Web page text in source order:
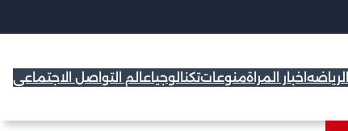
الرياضه اخبار المراةمنوعاتتكنالوجياعالم التواصل الاجتماعي